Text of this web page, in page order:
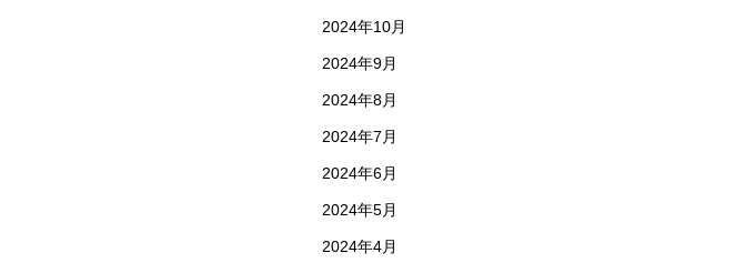
2024年10月
2024年9月
2024年8月
2024年7月
2024年6月
2024年5月
2024年4月